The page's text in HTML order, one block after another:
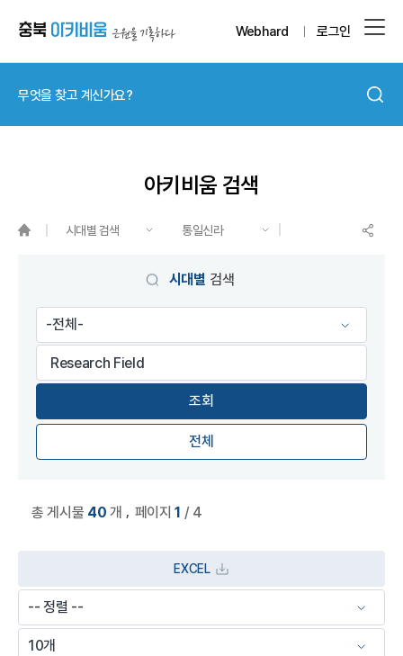
Webhard 로그인
아키비움 검색
시대별 검색 통일신라
시대별 검색
전체
총 게시물 40 개 페이지1 / 4
EXCEL